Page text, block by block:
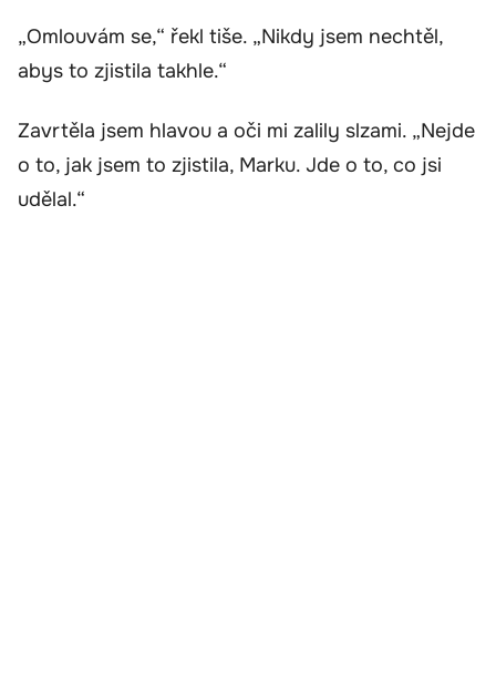
„Omlouvám se,“ řekl tiše. „Nikdy jsem nechtěl,
abys to zjistila takhle.“
Zavrtěla jsem hlavou a oči mi zalily slzami. „Nejde
o to, jak jsem to zjistila, Marku. Jde o to, co jsi
udělal.“